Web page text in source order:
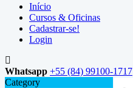
Início
Cursos & Oficinas
Cadastrar-se!
Login
Whatsapp +55 (84) 99100-1717
Category